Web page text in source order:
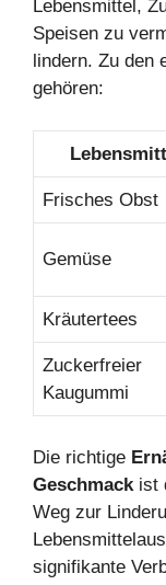
Lebensmittel,
Speisen zu
lindern. Zu den
gehören:
Frisches Obst
Gemüse
Kräutertees
Zuckerfreier
Kaugummi
Die richtige
Geschmackist
Weg zur
signifikante